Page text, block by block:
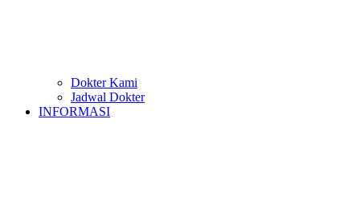
Dokter Kami
Jadwal Dokter
INFORMASI